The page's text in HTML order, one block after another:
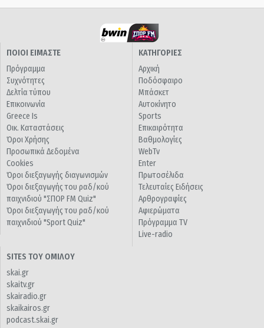
ΠΟΙΟΙ ΕΙΜΑΣΤΕ
Πρόγραμμα
Συχνότητες
Δελτία τύπου
Επικοινωνία
Greece Is
Οικ. Καταστάσεις
Όροι Χρήσης
Προσωπικά Δεδομένα
Cookies
Όροι διεξαγωγής διαγωνισμών
Όροι διεξαγωγής του ραδ/κού
παιχνιδιού "ΣΠΟΡ FM Quiz"
Όροι διεξαγωγής του ραδ/κού
παιχνιδιού "Sport Quiz"
ΚΑΤΗΓΟΡΙΕΣ
Αρχική
Ποδόσφαιρο
Μπάσκετ
Αυτοκίνητο
Sports
Επικαιρότητα
Βαθμολογίες
WebTv
Enter
Πρωτοσέλιδα
Τελευταίες Ειδήσεις
Αρθρογραφίες
Αφιερώματα
Πρόγραμμα TV
Live-radio
SITES ΤΟΥ ΟΜΙΛΟΥ
skai.gr
skaitv.gr
skairadio.gr
skaikairos.gr
podcast.skai.gr